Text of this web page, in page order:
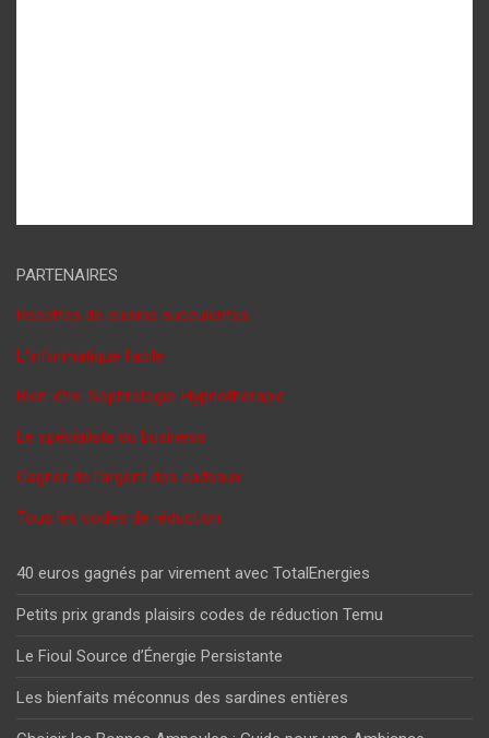
PARTENAIRES
Recettes de cuisine succulentes
L'informatique facile
Bien-être-Sophrologie-Hypnothérapie
Le spécialiste du business
Gagner de l'argent des cadeaux
Tous les codes de réduction
40 euros gagnés par virement avec TotalEnergies
Petits prix grands plaisirs codes de réduction Temu
Le Fioul Source d’Énergie Persistante
Les bienfaits méconnus des sardines entières